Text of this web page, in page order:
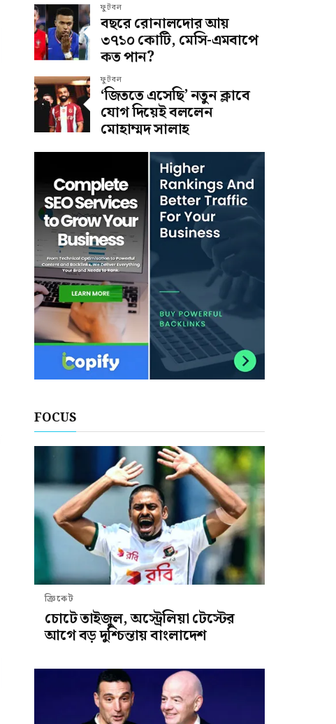
ফুটবল
বছরে রোনালদোর আয়
৩৭১০ কোটি, মেসি-এমবাপে
কত পান?
ফুটবল
‘জিততে এসেছি’ নতুন ক্লাবে
যোগ দিয়েই বললেন
মোহাম্মদ সালাহ
FOCUS
ক্রিকেট
চোটে তাইজুল, অস্ট্রেলিয়া টেস্টের
আগে বড় দুশ্চিন্তায় বাংলাদেশ